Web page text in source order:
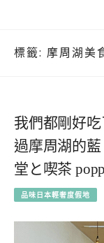
標籤: 摩周湖美
我們都剛好
過摩周湖的
堂と喫茶
品味日本輕奢度假地